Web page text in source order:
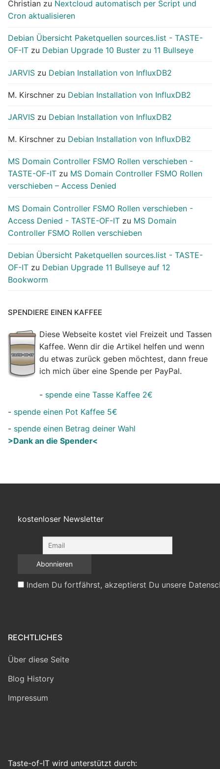
Christian zu Nextcloud automatisch per Script und
Cron aktualisieren
Debian Übersicht Paketquellen sources.list - TASTE-
OF-IT zu Debian Upgrade 10 Buster zu 11 Bullseye
JARVIS zu Debian Installation von InfluxDB2
M. Kirschner zu Debian Installation von InfluxDB2
JARVIS zu Debian Installation von InfluxDB2
M. Kirschner zu Debian Installation von InfluxDB2
MS Domain Controller FSMO Rollen verschieben -
TASTE-OF-IT zu MS Domain Controller FSMO Rollen
verschieben – Access Denied
MS Domain Controller FSMO Rollen verschieben -
Access Denied - TASTE-OF-IT zu MS Domain
Controller FSMO Rollen verschieben
Debian Übersicht Paketquellen sources.list - TASTE-
OF-IT zu Debian Upgrade 11 Bullseye auf 12
Bookworm
SPENDIERE EINEN KAFFEE
Diese Webseite kostet viel Freizeit und Tassen
Kaffee. Wenn dir die Artikel helfen und wenn
du etwas zurück geben möchtest, dann freue
ich mich über eine Spende per PayPal.
- spende eine Tasse Kaffee 2€
- spende einen Pot Kaffee 5€
- spende einen Betrag deiner Wahl
>Dank an die Spender<
kostenloser Newsletter
Indem Du fortfährst, akzeptierst Du unsere
RECHTLICHES
Über diese Seite
Blog History
Impressum
Taste-of-IT wird unterstützt durch: